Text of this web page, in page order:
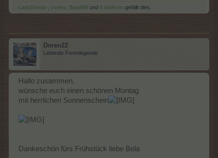
-LadyDonna- cooley Bela486 und 6 anderen gefällt dies.
Doren22
Lebende Forenlegende
Hallo zusammen,
wünsche euch einen schönen Montag
mit herrlichen Sonnenschein
Dankeschön fürs Frühstück liebe Bela